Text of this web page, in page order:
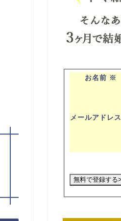
お名前 ※
メールアドレス